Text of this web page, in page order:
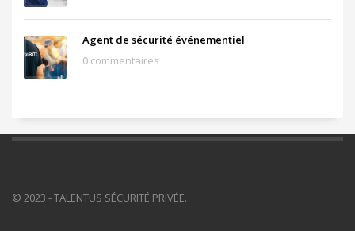
Agent de sécurité événementiel
0 commentaires
© 2023 - TALENTUS SÉCURITÉ PRIVÉE.